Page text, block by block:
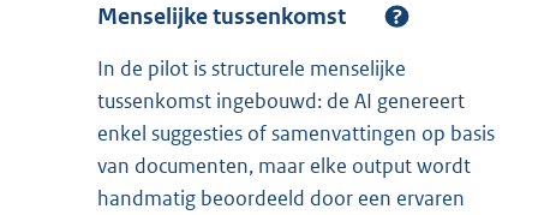
Menselijke tussenkomst
In de pilot is structurele menselijke
tussenkomst ingebouwd: de AI genereert
enkel suggesties of samenvattingen op basis
van documenten, maar elke output wordt
handmatig beoordeeld door een ervaren